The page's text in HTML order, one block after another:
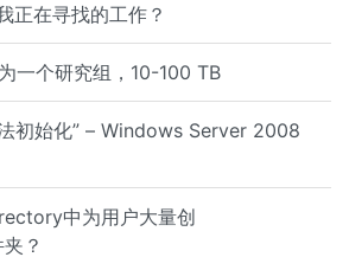
正在寻找的工作？
一个研究组，10-100 TB
初始化” – Windows Server 2008
中为用户大量创
？